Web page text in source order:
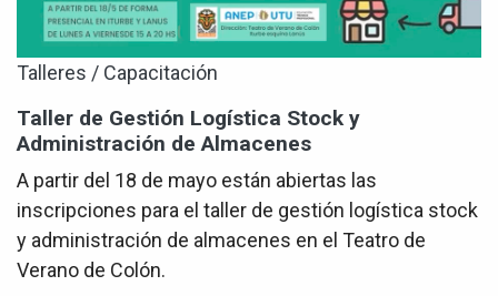
Talleres / Capacitación
Taller de Gestión Logística Stock y
Administración de Almacenes
A partir del 18 de mayo están abiertas las
inscripciones para el taller de gestión logística stock
y administración de almacenes en el Teatro de
Verano de Colón.